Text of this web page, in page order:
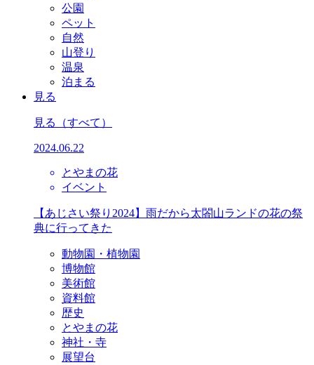
公園
ペット
自然
山登り
温泉
泊まる
見る
見る （すべて）
2024.06.22
とやまの花
イベント
【あじさい祭り2024】雨だから太閤山ランドの花の祭
典に行ってきた
動物園・植物園
博物館
美術館
資料館
歴史
とやまの花
神社・寺
展望台